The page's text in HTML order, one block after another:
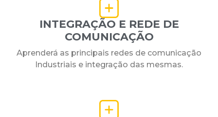
INTEGRAÇÃO E REDE DE
COMUNICAÇÃO
Aprenderá as principais redes de comunicação
Industriais e integração das mesmas.